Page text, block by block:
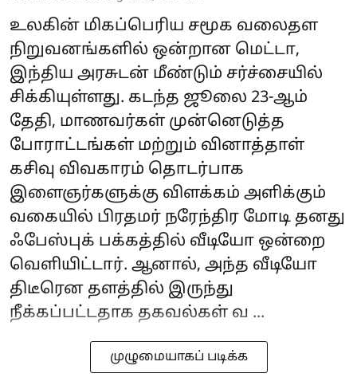
உலகின் மிகப்பெரிய சமூக வலைதள
நிறுவனங்களில் ஒன்றான மெட்டா,
இந்திய அரசுடன் மீண்டும் சர்ச்சையில்
சிக்கியுள்ளது. கடந்த ஜூலை 23-ஆம்
தேதி, மாணவர்கள் முன்னெடுத்த
போராட்டங்கள் மற்றும் வினாத்தாள்
கசிவு விவகாரம் தொடர்பாக
இளைஞர்களுக்கு விளக்கம் அளிக்கும்
வகையில் பிரதமர் நரேந்திர மோடி தனது
ஃபேஸ்புக் பக்கத்தில் வீடியோ ஒன்றை
வெளியிட்டார். ஆனால், அந்த வீடியோ
திடீரென தளத்தில் இருந்து
நீக்கப்பட்டதாக தகவல்கள் வ ...
முழுமையாகப் படிக்க